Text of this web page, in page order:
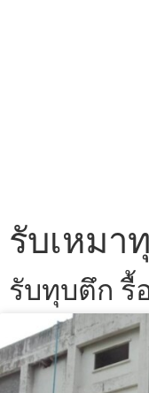
รับเหมา
รับทุบตึก รื้